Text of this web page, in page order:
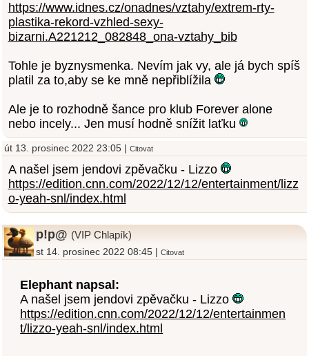
https://www.idnes.cz/onadnes/vztahy/extrem-rty-
plastika-rekord-vzhled-sexy-
bizarni.A221212_082848_ona-vztahy_bib
Tohle je byznysmenka. Nevím jak vy, ale já bych spíš
platil za to,aby se ke mně nepřiblížila
Ale je to rozhodně šance pro klub Forever alone
nebo incely... Jen musí hodně snížit laťku
út 13. prosinec 2022 23:05 | Citovat
A našel jsem jendovi zpěvačku - Lizzo
https://edition.cnn.com/2022/12/12/entertainment/lizz
o-yeah-snl/index.html
p!p@ (VIP Chlapík)
st 14. prosinec 2022 08:45 |Citovat
Elephant napsal:
A našel jsem jendovi zpěvačku - Lizzo
https://edition.cnn.com/2022/12/12/entertainmen
t/lizzo-yeah-snl/index.html